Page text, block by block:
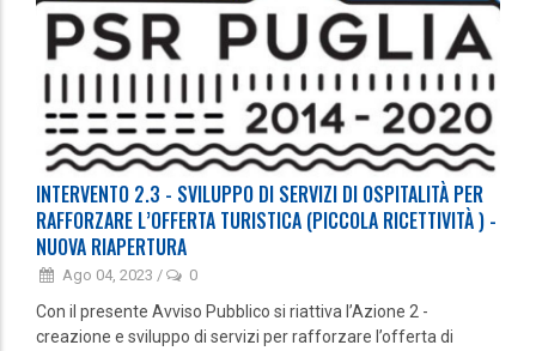
INTERVENTO 2.3 - SVILUPPO DI SERVIZI DI OSPITALITÀ PER
RAFFORZARE L’OFFERTA TURISTICA (PICCOLA RICETTIVITÀ ) -
NUOVA RIAPERTURA
Ago 04, 2023 / 0
Con il presente Avviso Pubblico si riattiva l’Azione 2 -
creazione e sviluppo di servizi per rafforzare l’offerta di